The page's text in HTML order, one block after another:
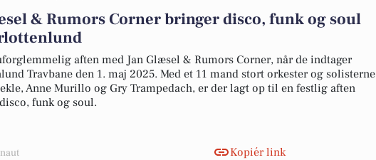
& Rumors Corner bringer disco, funk og soul
aften med Jan Glæsel & Rumors Corner, når de indtager
Travbane den 1. maj 2025. Med et 11 mand stort orkester og solisterne
Anne Murillo og Gry Trampedach, er der lagt op til en festlig aften
funk og soul.
Kopiér link